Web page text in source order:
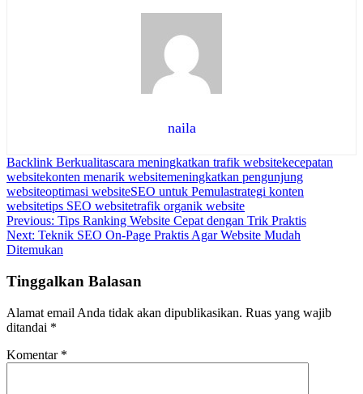
naila
Backlink Berkualitascara meningkatkan trafik websitekecepatan
websitekonten menarik websitemeningkatkan pengunjung
websiteoptimasi websiteSEO untuk Pemulastrategi konten
websitetips SEO websitetrafik organik website
Navigasi
pos
Previous: Tips Ranking Website Cepat dengan Trik Praktis
Next: Teknik SEO On-Page Praktis Agar Website Mudah
Ditemukan
Tinggalkan Balasan
Alamat email Anda tidak akan dipublikasikan. Ruas yang wajib
ditandai *
Komentar *